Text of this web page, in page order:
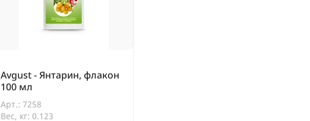
Avgust - Янтарин, флакон
100 мл
Арт.: 7258
Вес, кг: 0.123